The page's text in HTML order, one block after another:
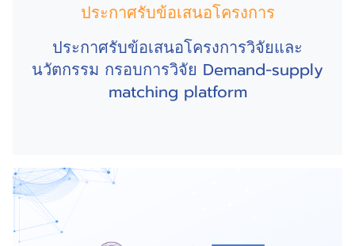
ประกาศรับข้อเสนอโครงการ
ประกาศรับข้อเสนอโครงการวิจัยและ
นวัตกรรม กรอบการวิจัย Demand-supply
matching platform